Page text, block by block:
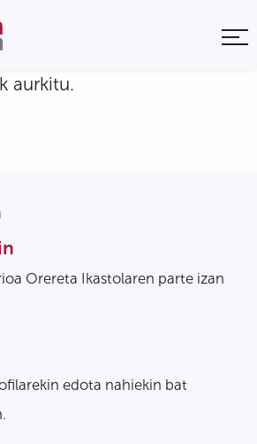
aurkitu.
Orereta Ikastolaren parte izan
edota nahiekin bat